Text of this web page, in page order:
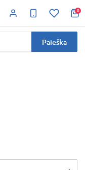
0
Paieška